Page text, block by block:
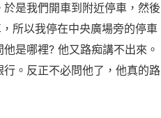
是我們開車到附近停車，然後
所以我停在中央廣場旁的停車
是哪裡? 他又路痴講不出來。
。反正不必問他了，他真的路